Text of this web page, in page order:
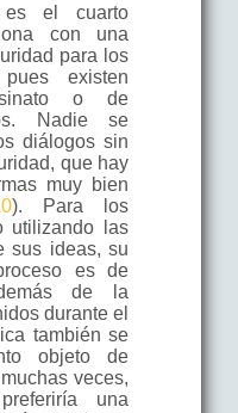
es el cuarto
con una
para los
pues existen
o de
Nadie se
diálogos sin
que hay
muy bien
). Para los
utilizando las
sus ideas, su
es de
de la
durante el
también se
objeto de
veces,
una